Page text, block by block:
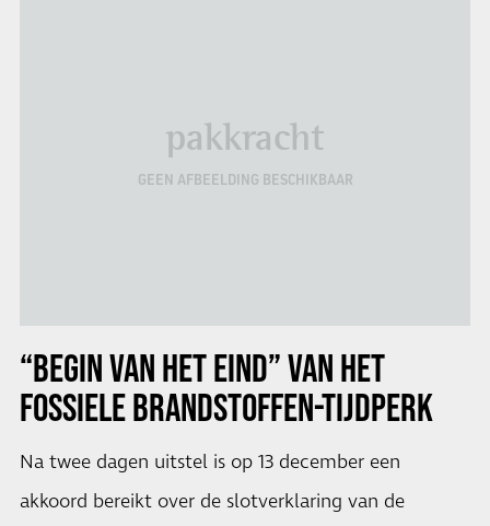
pakkracht
GEEN AFBEELDING BESCHIKBAAR
“BEGIN VAN HET EIND” VAN HET
FOSSIELE BRANDSTOFFEN-TIJDPERK
Na twee dagen uitstel is op 13 december een
akkoord bereikt over de slotverklaring van de